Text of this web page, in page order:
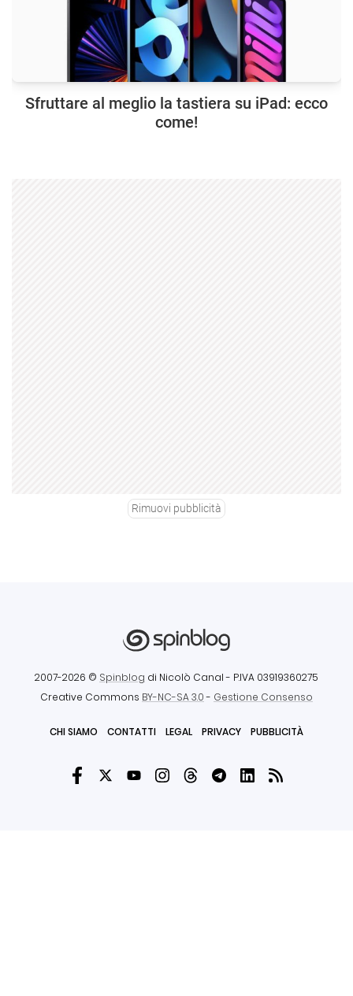
Sfruttare al meglio la tastiera su iPad: ecco
come!
Rimuovi pubblicità
2007-2026 © Spinblog di Nicolò Canal - P.IVA 03919360275
Creative Commons BY-NC-SA 3.0- Gestione Consenso
CHI SIAMO CONTATTI LEGAL PRIVACY PUBBLICITÀ